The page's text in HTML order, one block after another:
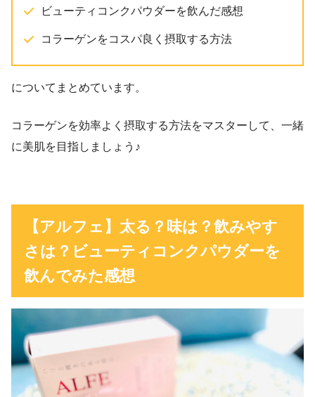
ビューティコンクパウダーを飲んだ感想
コラーゲンをコスパ良く摂取する方法
についてまとめています。
コラーゲンを効率よく摂取する方法をマスターして、一緒
に美肌を目指しましょう♪
【アルフェ】太る？味は？飲みやす
さは？ビューティコンクパウダーを
飲んでみた感想